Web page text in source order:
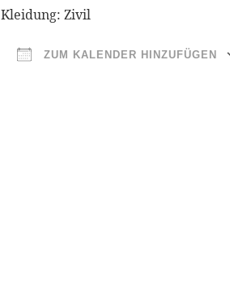
Kleidung: Zivil
ZUM KALENDER HINZUFÜGEN